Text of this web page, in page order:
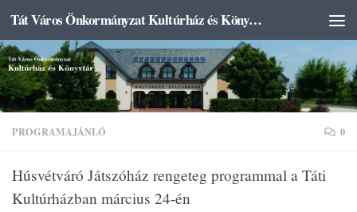
Skip to content Tát Város Önkormányzat Kultúrház és Könyvtár
PROGRAMAJÁNLÓ 0
Húsvétváró Játszóház rengeteg programmal a Táti
Kultúrházban március 24-én